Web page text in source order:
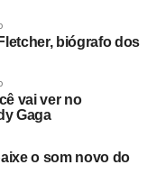
biógrafo dos
vai ver no
Gaga
o som novo do